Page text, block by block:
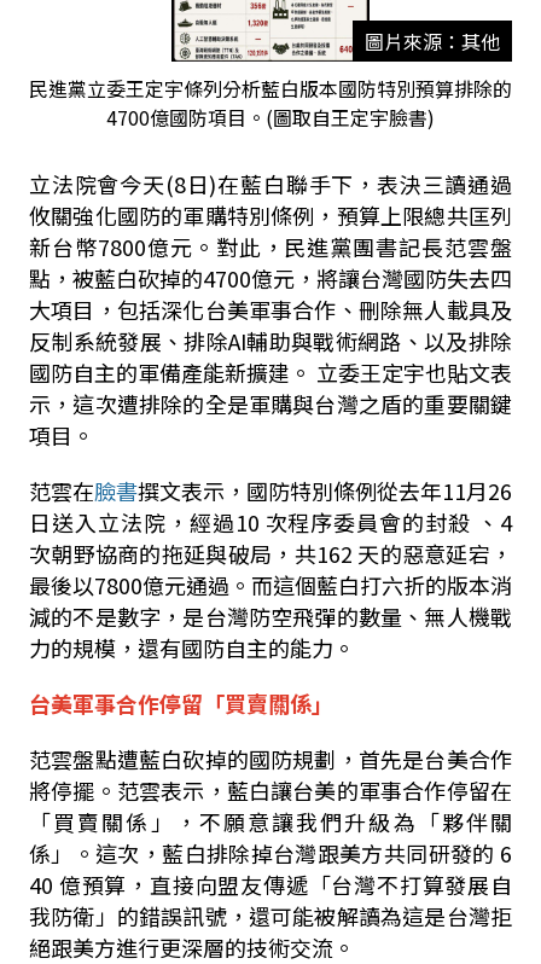
圖片來源：其他
民進黨立委王定宇條列分析藍白版本國防特別預算排除的
4700億國防項目。(圖取自王定宇臉書)
立法院會今天(8日)在藍白聯手下，表決三讀通過
攸關強化國防的軍購特別條例，預算上限總共匡列
新台幣7800億元。對此，民進黨團書記長范雲盤
點，被藍白砍掉的4700億元，將讓台灣國防失去四
大項目，包括深化台美軍事合作、刪除無人載具及
反制系統發展、排除AI輔助與戰術網路、以及排除
國防自主的軍備產能新擴建。 立委王定宇也貼文表
示，這次遭排除的全是軍購與台灣之盾的重要關鍵
項目。
范雲在臉書撰文表示，國防特別條例從去年11月26
日送入立法院，經過10 次程序委員會的封殺 、 4
次朝野協商的拖延與破局，共162 天的惡意延宕，
最後以7800億元通過。而這個藍白打六折的版本消
減的不是數字，是台灣防空飛彈的數量、無人機戰
力的規模，還有國防自主的能力。
台美軍事合作停留「買賣關係」
范雲盤點遭藍白砍掉的國防規劃，首先是台美合作
將停擺。范雲表示，藍白讓台美的軍事合作停留在
「買賣關係」，不願意讓我們升級為「夥伴關
係」。這次，藍白排除掉台灣跟美方共同研發的 6
40 億預算，直接向盟友傳遞「台灣不打算發展自
我防衛」的錯誤訊號，還可能被解讀為這是台灣拒
絕跟美方進行更深層的技術交流。